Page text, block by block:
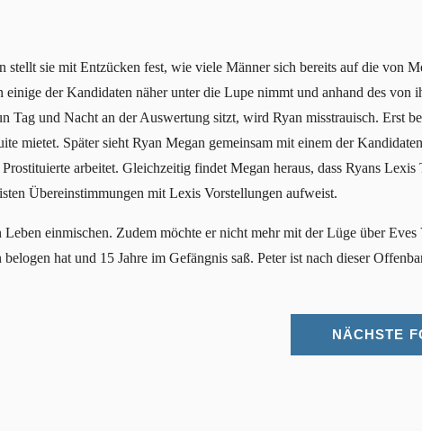
stellt sie mit Entzücken fest, wie viele Männer sich bereits auf die von
der Kandidaten näher unter die Lupe nimmt und anhand des von
Tag und Nacht an der Auswertung sitzt, wird Ryan misstrauisch. Erst
mietet. Später sieht Ryan Megan gemeinsam mit einem der
arbeitet. Gleichzeitig findet Megan heraus, dass Ryans Lexis
Übereinstimmungen mit Lexis Vorstellungen aufweist.
einmischen. Zudem möchte er nicht mehr mit der Lüge über Eves
hat und 15 Jahre im Gefängnis saß. Peter ist nach dieser
NÄCHSTE